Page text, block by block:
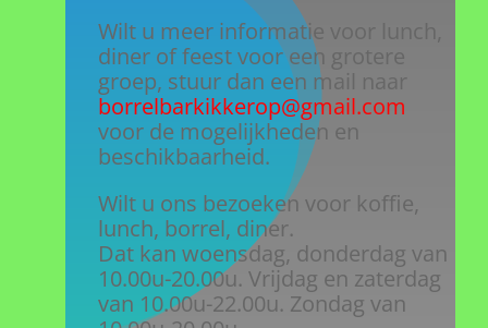
Wilt u meer informatie voor lunch,
diner of feest voor een grotere
groep, stuur dan een mail naar
borrelbarkikkerop@gmail.com
voor de mogelijkheden en
beschikbaarheid.
Wilt u ons bezoeken voor koffie,
lunch, borrel, diner.
Dat kan woensdag, donderdag van
10.00u-20.00u. Vrijdag en zaterdag
van 10.00u-22.00u. Zondag van